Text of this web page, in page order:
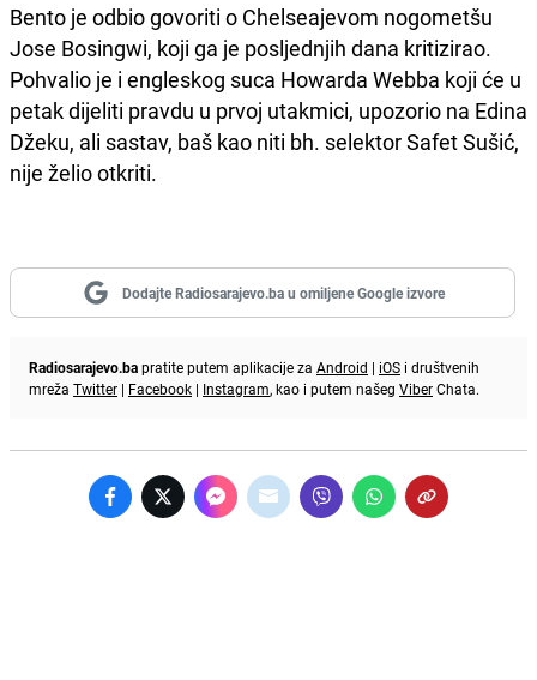
Bento je odbio govoriti o Chelseajevom nogometšu
Jose Bosingwi, koji ga je posljednjih dana kritizirao.
Pohvalio je i engleskog suca Howarda Webba koji će u
petak dijeliti pravdu u prvoj utakmici, upozorio na Edina
Džeku, ali sastav, baš kao niti bh. selektor Safet Sušić,
nije želio otkriti.
Dodajte Radiosarajevo.ba u omiljene Google izvore
Radiosarajevo.bapratite putem aplikacije za Android | iOS i društvenih
mreža Twitter | Facebook | Instagram, kao i putem našeg ViberChata.